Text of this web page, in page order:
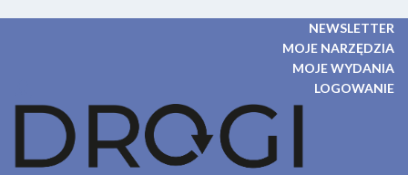
NEWSLETTER
MOJE NARZĘDZIA
MOJE WYDANIA
LOGOWANIE